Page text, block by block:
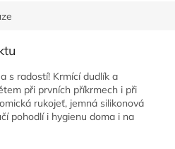
s radostí! Krmící dudlík a
při prvních příkrmech i při
rukojeť, jemná silikonová
pohodlí i hygienu doma i na